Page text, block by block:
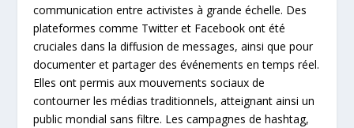
communication entre activistes à grande échelle. Des
plateformes comme Twitter et Facebook ont été
cruciales dans la diffusion de messages, ainsi que pour
documenter et partager des événements en temps réel.
Elles ont permis aux mouvements sociaux de
contourner les médias traditionnels, atteignant ainsi un
public mondial sans filtre. Les campagnes de hashtag,